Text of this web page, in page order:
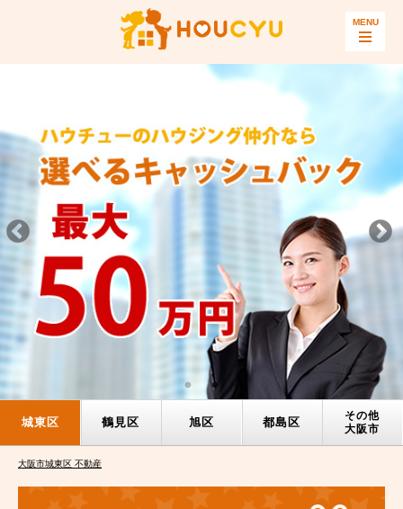
城東区 鶴見区 旭区 都島区
その他
大阪市
大阪市城東区 不動産